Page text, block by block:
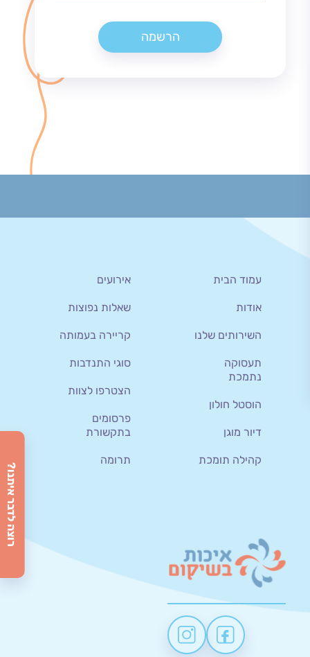
רוצה לדבר איתנו?
הרשמה
עמוד הבית
אודות
השירותים שלנו
תעסוקה
נתמכת
הוסטל חולון
דיור מוגן
קהילה תומכת
אירועים
שאלות נפוצות
קריירה בעמותה
סוגי התנדבות
הצטרפו לצוות
פרסומים
בתקשורת
תרומה